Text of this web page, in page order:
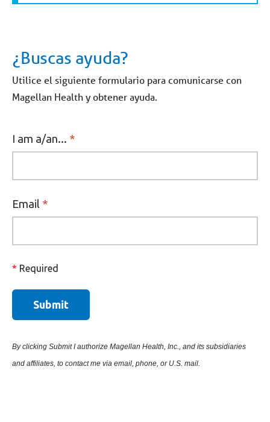
¿Buscas ayuda?
Utilice el siguiente formulario para comunicarse con
Magellan Health y obtener ayuda.